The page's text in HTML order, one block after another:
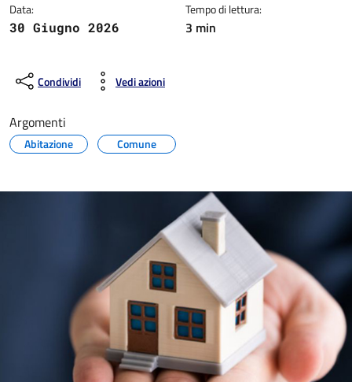
Data:
30 Giugno 2026
Tempo di lettura:
3 min
Condividi Vedi azioni
Argomenti
Abitazione Comune